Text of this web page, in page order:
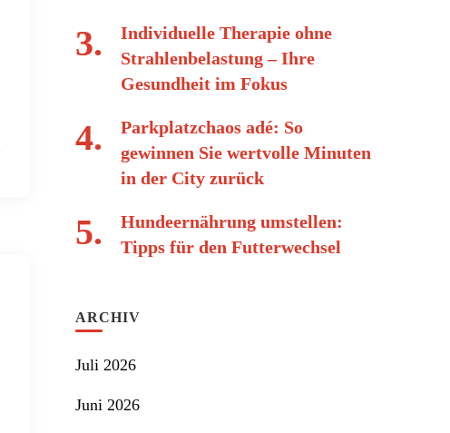
Individuelle Therapie ohne
Strahlenbelastung – Ihre
Gesundheit im Fokus
Parkplatzchaos adé: So
gewinnen Sie wertvolle Minuten
in der City zurück
Hundeernährung umstellen:
Tipps für den Futterwechsel
ARCHIV
Juli 2026
Juni 2026